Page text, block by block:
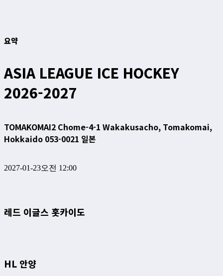
요약
ASIA LEAGUE ICE HOCKEY
2026-2027
TOMAKOMAI2 Chome-4-1 Wakakusacho, Tomakomai,
Hokkaido 053-0021 일본
2027-01-23오전 12:00
레드 이글스 홋카이도
HL 안양